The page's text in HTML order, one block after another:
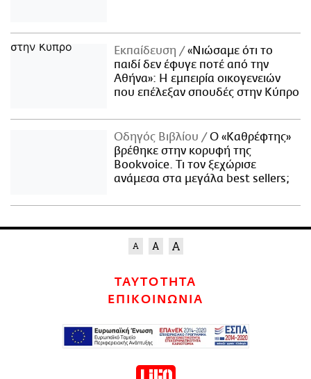
Εκπαίδευση
«Νιώσαμε ότι το
παιδί δεν έφυγε ποτέ από την
Αθήνα»: Η εμπειρία οικογενειών
που επέλεξαν σπουδές στην Κύπρο
Οδηγός Βιβλίου
Ο «Καθρέφτης»
βρέθηκε στην κορυφή της
Bookvoice. Τι τον ξεχώρισε
ανάμεσα στα μεγάλα best sellers;
ΤΑΥΤΟΤΗΤΑ
ΕΠΙΚΟΙΝΩΝΙΑ